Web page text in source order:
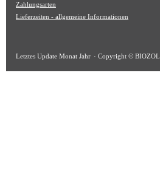
Zahlungsarten
Lieferzeiten - allgemeine Informationen
Letztes Update Monat Jahr · Copyright ©